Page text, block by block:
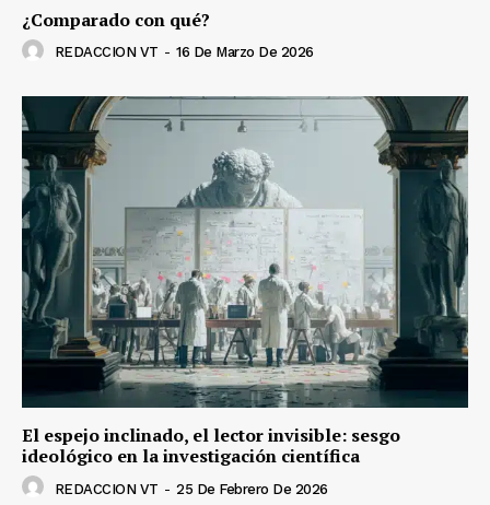
¿Comparado con qué?
REDACCION VT - 16 De Marzo De 2026
El espejo inclinado, el lector invisible: sesgo
ideológico en la investigación científica
REDACCION VT - 25 De Febrero De 2026